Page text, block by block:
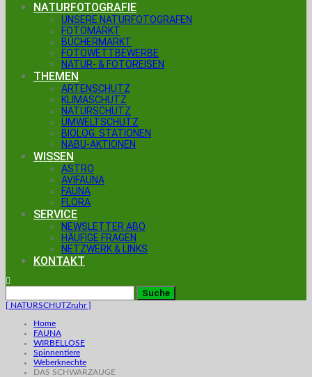
NATURFOTOGRAFIE
UNSERE NATURFOTOGRAFEN
FOTOMARKT
BÜCHERMARKT
FOTOWETTBEWERBE
NATUR- & FOTOREISEN
THEMEN
ARTENSCHUTZ
KLIMASCHUTZ
NATURSCHUTZ
UMWELTSCHUTZ
BIOLOG. STATIONEN
NABU-AKTIONEN
WISSEN
ASTRO
AVIFAUNA
FAUNA
FLORA
SERVICE
NEWSLETTER ABO
HÄUFIGE FRAGEN
NETZWERK & LINKS
KONTAKT
[ NATURSCHUTZruhr ]
Home
FAUNA
WIRBELLOSE
Spinnentiere
Weberknechte
DAS SCHWARZAUGE